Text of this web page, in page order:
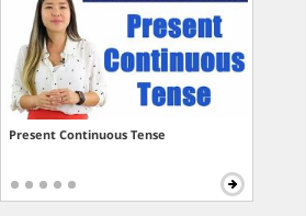
Present Continuous Tense